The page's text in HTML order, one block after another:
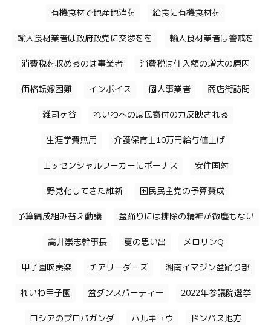
有機食材で地産地消を 給食に有機食材を
輸入食材業者は政府政党に交渉をを 輸入食材業者は警戒を
消費税を収めるのは事業者 消費税は仕入額の増大の原因
価格転嫁困難 インボイス 個人事業者 商店街訪問
雑司ヶ谷 れいわへの庶民寄付の力反映される
生涯学費無用 介護保育士10万円給与値上げ
エッセンシャルワーカーにボーナス 安住国対
野党化してきた維新 国民民主党の予算賛成
予算編成組み替え動議 盆踊りには排除の精神が微塵もない
高井崇志幹事長 夏の思い出 メロリンQ
甲子園吹奏楽 チアリーダーズ 湘南イマジン盆踊り部
れいわ甲子園 盆ダンスパーティー 2022年参議院選挙
ロシアのプロバガンダ ハルキュウ ドンパス地方